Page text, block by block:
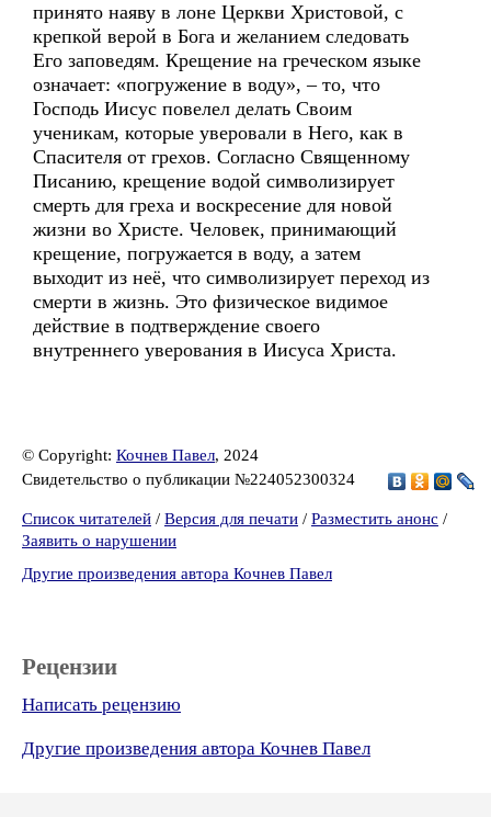
принято наяву в лоне Церкви Христовой, с
крепкой верой в Бога и желанием следовать
Его заповедям. Крещение на греческом языке
означает: «погружение в воду», – то, что
Господь Иисус повелел делать Своим
ученикам, которые уверовали в Него, как в
Спасителя от грехов. Согласно Священному
Писанию, крещение водой символизирует
смерть для греха и воскресение для новой
жизни во Христе. Человек, принимающий
крещение, погружается в воду, а затем
выходит из неё, что символизирует переход из
смерти в жизнь. Это физическое видимое
действие в подтверждение своего
внутреннего уверования в Иисуса Христа.
© Copyright: Кочнев Павел, 2024
Свидетельство о публикации №224052300324
Список читателей / Версия для печати / Разместить анонс /
Заявить о нарушении
Другие произведения автора Кочнев Павел
Рецензии
Написать рецензию
Другие произведения автора Кочнев Павел